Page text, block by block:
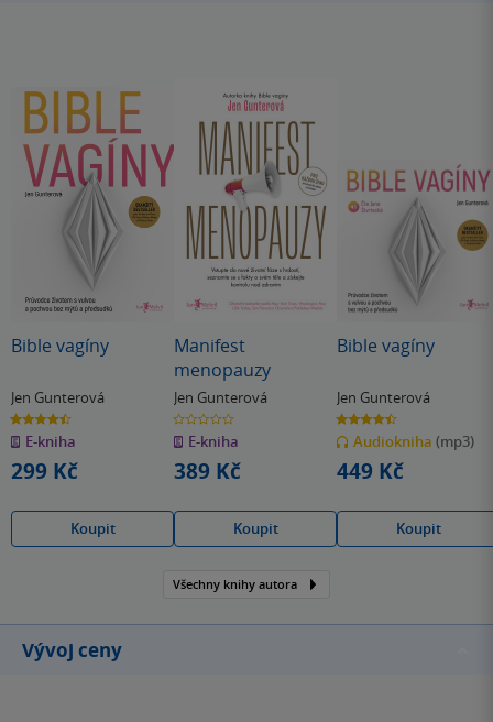
Bible vagíny
Jen Gunterová
4.5
z
5
hvězdiček
E-kniha
299 Kč
Koupit
Manifest
menopauzy
Jen Gunterová
0.0
z
5
hvězdiček
E-kniha
389 Kč
Koupit
Bible vagíny
Jen Gunterová
4.5
z
5
hvězdiček
Audiokniha (mp3)
449 Kč
Koupit
Všechny knihy autora
Vývoj ceny